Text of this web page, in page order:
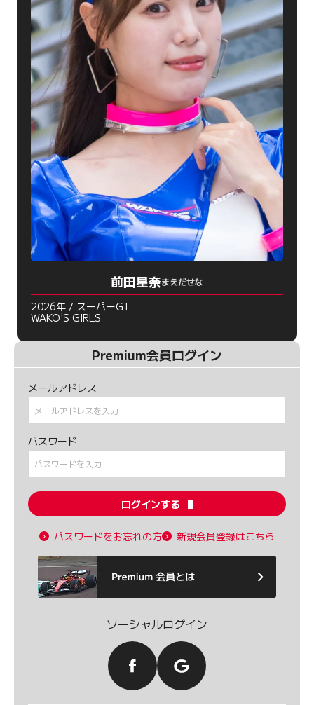
前田星奈まえだせな
2026年 / スーパーGT
WAKO'S GIRLS
Premium会員ログイン
メールアドレス
パスワード
ログインする
パスワードをお忘れの方 新規会員登録はこちら
ソーシャルログイン